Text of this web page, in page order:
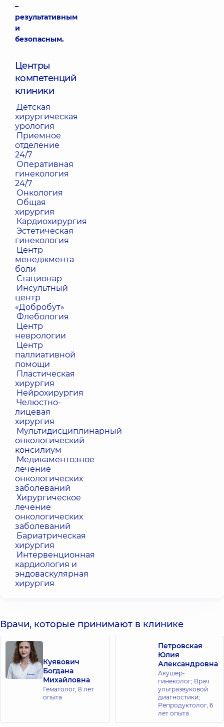
–
результативным
и
безопасным.
Центры
компетенций
клиники
Детская
хирургическая
урология
Приемное
отделение
24/7
Оперативная
гинекология
24/7
Онкология
Общая
хирургия
Кардиохирургия
Эстетическая
гинекология
Центр
менеджмента
боли
Стационар
Инсультный
центр
«Добробут»
Флебология
Центр
неврологии
Центр
паллиативной
помощи
Пластическая
хирургия
Нейрохирургия
Челюстно-
лицевая
хирургия
Мультидисциплинарный
онкологический
консилиум
Медикаментозное
лечение
онкологических
заболеваний
Хирургическое
лечение
онкологических
заболеваний
Бариатрическая
хирургия
Интервенционная
кардиология и
эндоваскулярная
хирургия
Врачи, которые принимают в клинике
Куявович
Богдана
Михайловна
Гематолог, 8 лет
опыта
Петровская
Юлия
Александровна
Акушер-
гинеколог; Врач
ультразвуковой
диагностики;
Репродуктолог, 6
лет опыта